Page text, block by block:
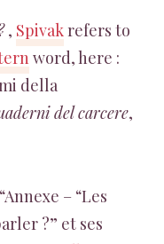
, Spivakrefers to
word, here :
della
del carcere,
– “Les
?” et ses